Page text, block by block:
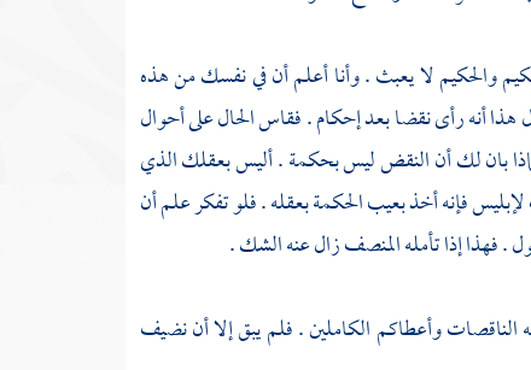
والحكيم لا يعبث . وأنا أعلم أن في نفسك من هذه
أنه رأى نقضا بعد إحكام . فقاس الحال على أحوال
بان لك أن النقض ليس بحكمة . أليس بعقلك الذي
فإنه أخذ بعيب الحكمة بعقله . فلو تفكر علم أن
. فهذا إذا تأمله المنصف زال عنه الشك .
وأعطاكم الكاملين . فلم يبق إلا أن نضيف